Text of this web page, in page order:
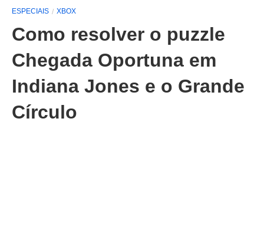
ESPECIAIS XBOX
Como resolver o puzzle
Chegada Oportuna em
Indiana Jones e o Grande
Círculo